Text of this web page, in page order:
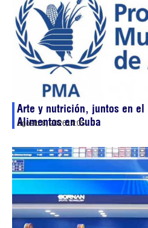
Arte y nutrición, juntos en el
Alimentos en Cuba
agosto 8, 202614:05